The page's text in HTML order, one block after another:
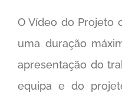
O Vídeo do Projeto
uma duração
apresentação do
equipa e do